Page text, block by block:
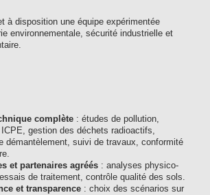
à disposition une équipe expérimentée
environnementale, sécurité industrielle et
complète : études de pollution,
gestion des déchets radioactifs,
démantèlement, suivi de travaux, conformité
et partenaires agréés : analyses physico-
de traitement, contrôle qualité des sols.
et transparence : choix des scénarios sur